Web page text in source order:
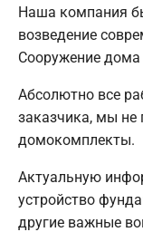
Наша компания
возведение
Сооружение дома
Абсолютно все
заказчика, мы не
домокомплекты.
Актуальную
устройство
другие важные